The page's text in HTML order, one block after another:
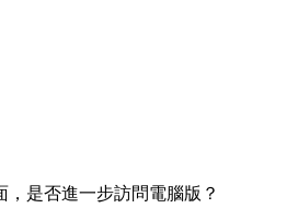
是否進一步訪問電腦版？